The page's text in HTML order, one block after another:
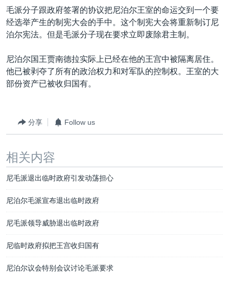
毛派分子跟政府签署的协议把尼泊尔王室的命运交到一个要
经选举产生的制宪大会的手中。这个制宪大会将重新制订尼
泊尔宪法。但是毛派分子现在要求立即废除君主制。
尼泊尔国王贾南德拉实际上已经在他的王宫中被隔离居住。
他已被剥夺了所有的政治权力和对军队的控制权。王室的大
部份资产已被收归国有。
分享 Follow us
相关内容
尼毛派退出临时政府引发动荡担心
尼泊尔毛派宣布退出临时政府
尼毛派领导威胁退出临时政府
尼临时政府拟把王宫收归国有
尼泊尔议会特别会议讨论毛派要求